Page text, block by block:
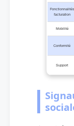
Fonctionnalités
facturation
Mobilité
Conformité
Support